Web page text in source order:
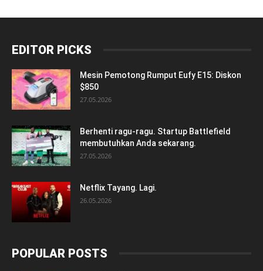
EDITOR PICKS
Mesin Pemotong Rumput Eufy E15: Diskon
$850
27.05.2026
Berhenti ragu-ragu. Startup Battlefield
membutuhkan Anda sekarang.
27.05.2026
Netflix Tayang. Lagi.
26.05.2026
POPULAR POSTS